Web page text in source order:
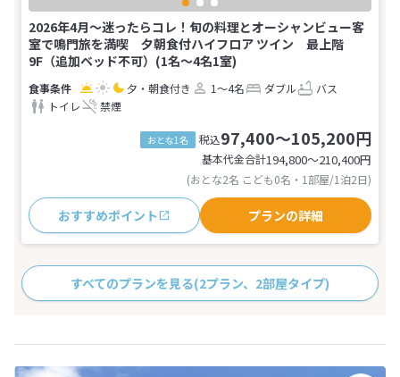
2026年4月～迷ったらコレ！旬の料理とオーシャンビュー客
室で鳴門旅を満喫 夕朝食付ハイフロア ツイン 最上階
9F（追加ベッド不可）(1名～4名1室)
夕・朝食付き 1～4名 ダブル
バス
トイレ
禁煙
おとな1名 税込97,400～105,200円
基本代金合計194,800〜210,400円
(おとな2名 こども0名・1部屋/1泊2日)
おすすめポイント プランの詳細
すべてのプランを見る(2プラン、2部屋タイプ)